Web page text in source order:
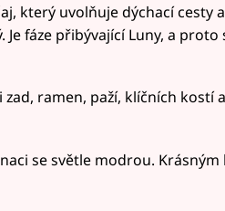
který uvolňuje dýchací cesty
fáze přibývající Luny, a proto
ramen, paží, klíčních kostí
se světle modrou.